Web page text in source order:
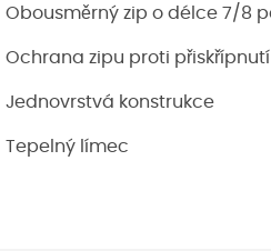
Obousměrný zip o délce 7/8
Ochrana zipu proti přiskřípnutí
Jednovrstvá konstrukce
Tepelný límec